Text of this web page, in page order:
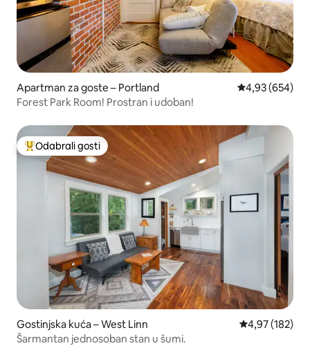
Apartman za goste – Portland Prosječna
4,93 (654)
Forest Park Room! Prostran i udoban!
Među najviše rangiranima s oznakom „Odabrali gosti”
Odabrali gosti
Gostinjska kuća – West Linn Prosječna
4,97 (182)
Šarmantan jednosoban stan u šumi.